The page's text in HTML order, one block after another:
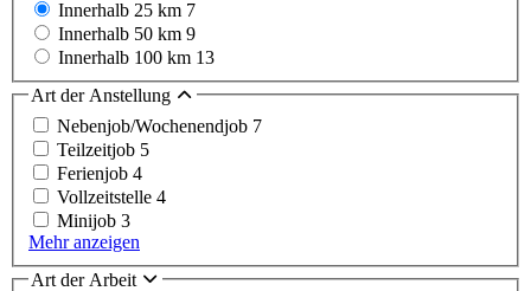
Innerhalb 25 km 7
Innerhalb 50 km 9
Innerhalb 100 km 13
Art der Anstellung
Nebenjob/Wochenendjob 7
Teilzeitjob 5
Ferienjob 4
Vollzeitstelle 4
Minijob 3
Mehr anzeigen
Art der Arbeit